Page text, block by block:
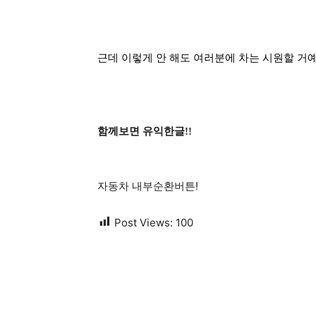
근데 이렇게 안 해도 여러분에 차는 시원할 거
함께보면 유익한글!!
자동차 내부순환버튼!
Post Views: 100